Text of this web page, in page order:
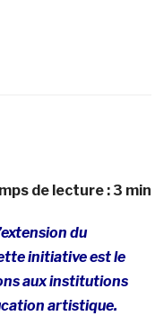
de lecture : 3 min
du
initiative est le
aux institutions
artistique.